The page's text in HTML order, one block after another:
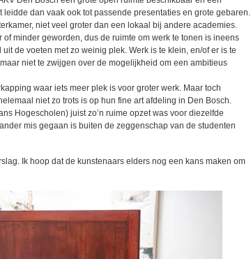
dan vaak ook tot passende presentaties en grote gebaren.
niet veel groter dan een lokaal bij andere academies.
minder geworden, dus de ruimte om werk te tonen is ineens
de voeten met zo weinig plek. Werk is te klein, en/of er is te
niet te zwijgen over de mogelijkheid om een ambitieus
waar iets meer plek is voor groter werk. Maar toch
niet zo trots is op hun fine art afdeling in Den Bosch.
Hogescholen) juist zo’n ruime opzet was voor diezelfde
mis gegaan is buiten de zeggenschap van de studenten
Ik hoop dat de kunstenaars elders nog een kans maken om